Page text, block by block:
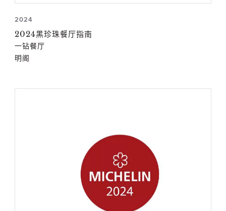
2024
2024黑珍珠餐厅指南
一钻餐厅
明阁